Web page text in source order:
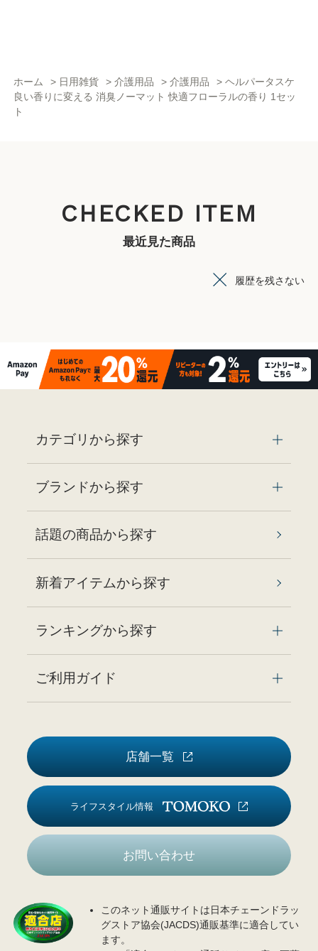
ホーム > 日用雑貨 >介護用品 > 介護用品 > ヘルパータスケ
良い香りに変える 消臭ノーマット 快適フローラルの香り 1セッ
ト
CHECKED ITEM
最近見た商品
履歴を残さない
カテゴリから探す
ブランドから探す
話題の商品から探す
新着アイテムから探す
ランキングから探す
ご利用ガイド
店舗一覧
ライフスタイル情報
お問い合わせ
このネット通販サイトは日本チェーンドラッ
グストア協会(JACDS)通販基準に適合してい
ます。